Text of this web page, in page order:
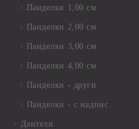
Панделки 1,00 см
Панделки 2,00 см
Панделки 3,00 см
Панделки 4,00 см
Панделки - други
Панделки - с надпис
Дантели